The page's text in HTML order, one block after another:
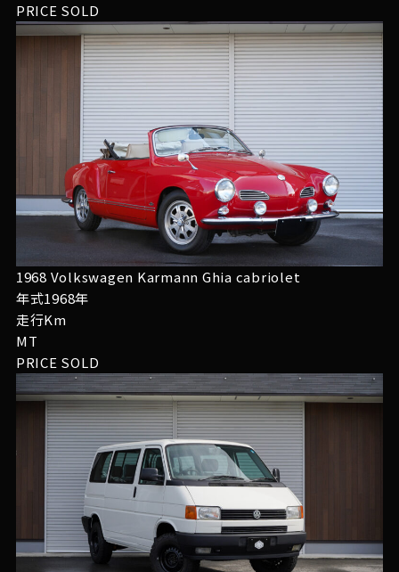
PRICE SOLD
1968 Volkswagen Karmann Ghia cabriolet
年式1968年
走行Km
MT
PRICE SOLD